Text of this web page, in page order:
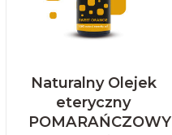
Naturalny Olejek
eteryczny
POMARAŃCZOWY